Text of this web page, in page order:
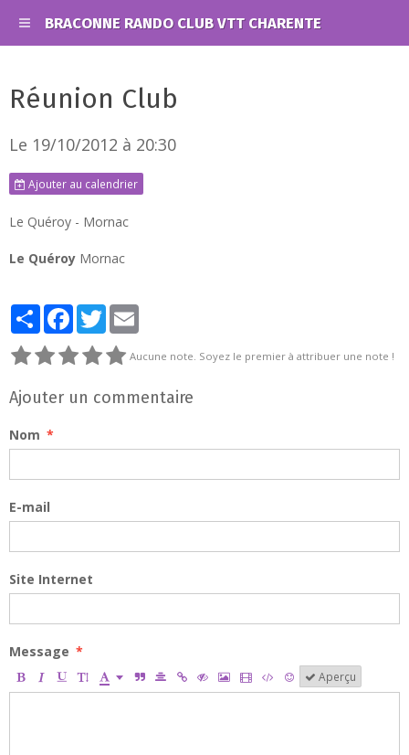
BRACONNE RANDO CLUB VTT CHARENTE
Réunion Club
Le 19/10/2012 à 20:30
Ajouter au calendrier
Le Quéroy - Mornac
Le Quéroy Mornac
PartagerFacebook
Twitter
Aucune note. Soyez le premier à attribuer une note !
Ajouter un commentaire
Nom
E-mail
Site Internet
Message
Aperçu